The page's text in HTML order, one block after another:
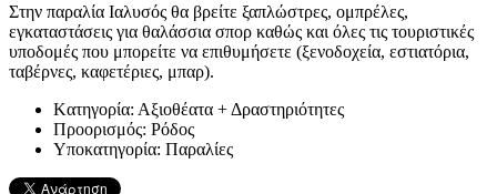
Στην παραλία Ιαλυσός θα βρείτε ξαπλώστρες, ομπρέλες,
εγκαταστάσεις για θαλάσσια σπορ καθώς και όλες τις τουριστικές
υποδομές που μπορείτε να επιθυμήσετε (ξενοδοχεία, εστιατόρια,
ταβέρνες, καφετέριες, μπαρ).
Kατηγορία: Αξιοθέατα + Δραστηριότητες
Προορισμός: Ρόδος
Υποκατηγορία: Παραλίες